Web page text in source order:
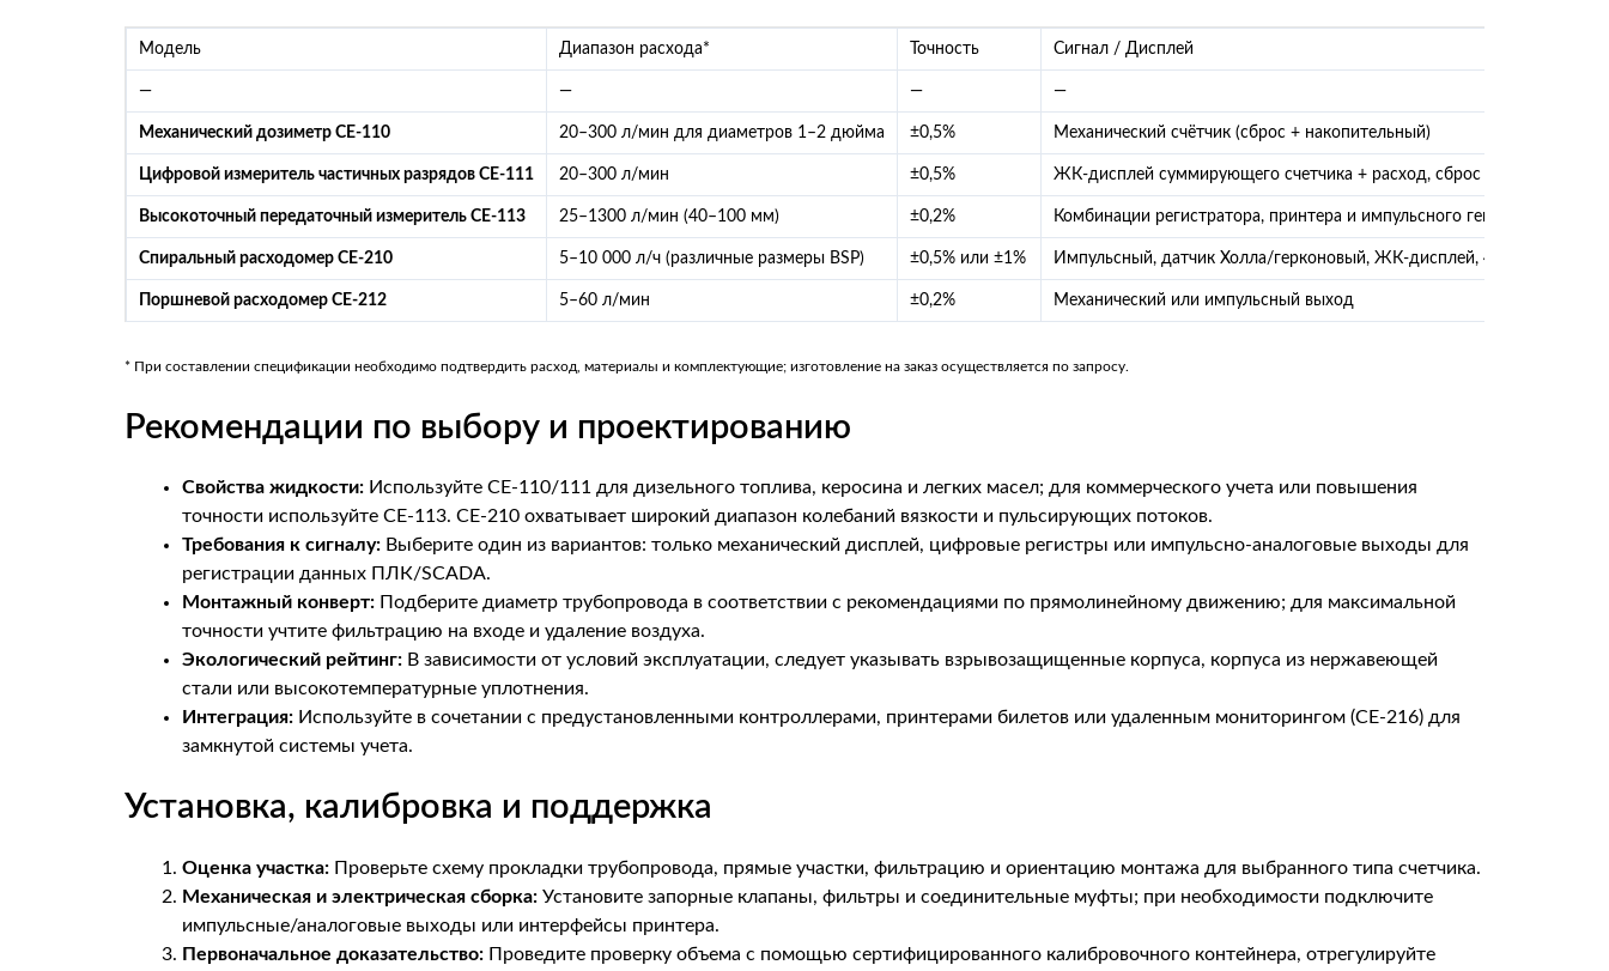
Модель Диапазон расхода* Точность Сигнал / Дисплей
— — — —
Механический дозиметр CE-110 20–300 л/мин для диаметров 1–2 дюйма ±0,5% Механический счётчик (сброс + накопительный)
Цифровой измеритель частичных разрядов CE-111 20–300 л/мин ±0,5% ЖК-дисплей суммирующего счетчика + расход, сброс +
Высокоточный передаточный измеритель CE-113 25–1300 л/мин (40–100 мм) ±0,2% Комбинации регистратора, принтера и импульсного генератора
Спиральный расходомер CE-210 5–10 000 л/ч (различные размеры BSP) ±0,5% или ±1% Импульсный, датчик Холла/герконовый, ЖК-дисплей, 4–20 мА
Поршневой расходомер CE-212 5–60 л/мин ±0,2% Механический или импульсный выход
* При составлении спецификации необходимо подтвердить расход, материалы и комплектующие; изготовление на заказ осуществляется по запросу.
Рекомендации по выбору и проектированию
Свойства жидкости: Используйте CE-110/111 для дизельного топлива, керосина и легких масел; для коммерческого учета или повышения
точности используйте CE-113. CE-210 охватывает широкий диапазон колебаний вязкости и пульсирующих потоков.
Требования к сигналу: Выберите один из вариантов: только механический дисплей, цифровые регистры или импульсно-аналоговые выходы для
регистрации данных ПЛК/SCADA.
Монтажный конверт: Подберите диаметр трубопровода в соответствии с рекомендациями по прямолинейному движению; для максимальной
точности учтите фильтрацию на входе и удаление воздуха.
Экологический рейтинг: В зависимости от условий эксплуатации, следует указывать взрывозащищенные корпуса, корпуса из нержавеющей
стали или высокотемпературные уплотнения.
Интеграция: Используйте в сочетании с предустановленными контроллерами, принтерами билетов или удаленным мониторингом (CE-216) для
замкнутой системы учета.
Установка, калибровка и поддержка
Оценка участка: Проверьте схему прокладки трубопровода, прямые участки, фильтрацию и ориентацию монтажа для выбранного типа счетчика.
Механическая и электрическая сборка: Установите запорные клапаны, фильтры и соединительные муфты; при необходимости подключите
импульсные/аналоговые выходы или интерфейсы принтера.
Первоначальное доказательство: Проведите проверку объема с помощью сертифицированного калибровочного контейнера, отрегулируйте